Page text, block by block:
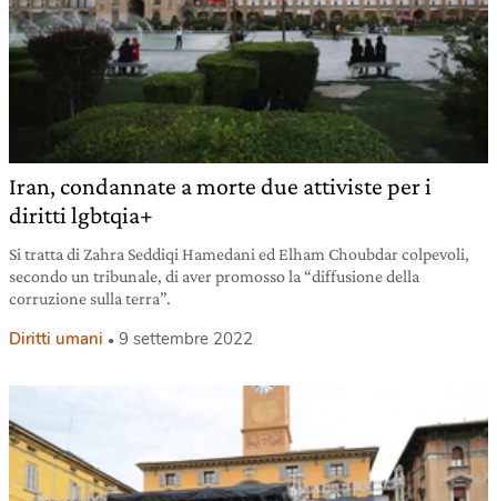
Iran, condannate a morte due attiviste per i
diritti lgbtqia+
Si tratta di Zahra Seddiqi Hamedani ed Elham Choubdar colpevoli,
secondo un tribunale, di aver promosso la “diffusione della
corruzione sulla terra”.
Diritti umani 9 settembre 2022